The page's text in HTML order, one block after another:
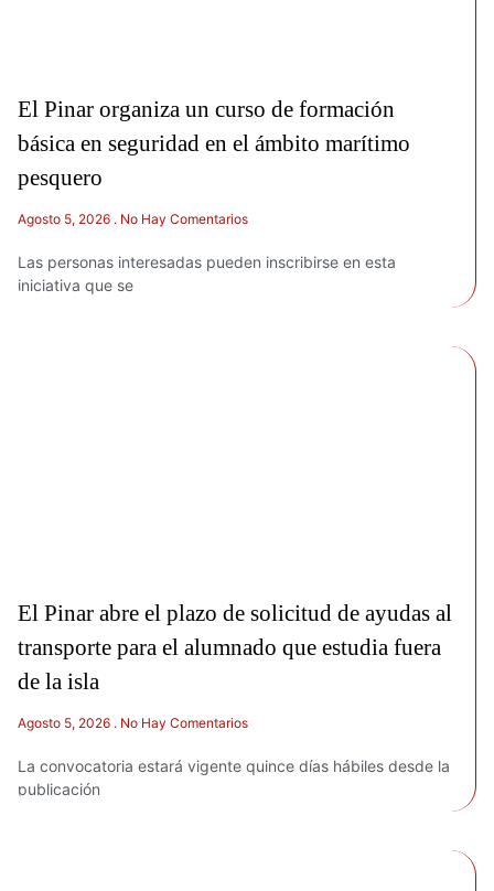
El Pinar organiza un curso de formación
básica en seguridad en el ámbito marítimo
pesquero
Agosto 5, 2026 No Hay Comentarios
Las personas interesadas pueden inscribirse en esta
iniciativa que se
El Pinar abre el plazo de solicitud de ayudas al
transporte para el alumnado que estudia fuera
de la isla
Agosto 5, 2026 No Hay Comentarios
La convocatoria estará vigente quince días hábiles desde la
publicación